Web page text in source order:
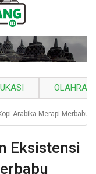
Arabika Merapi Merbabu
Eksistensi